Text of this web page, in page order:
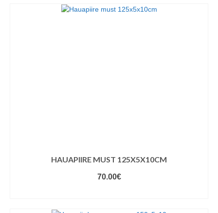
HAUAPIIRE MUST 125X5X10CM
70.00€